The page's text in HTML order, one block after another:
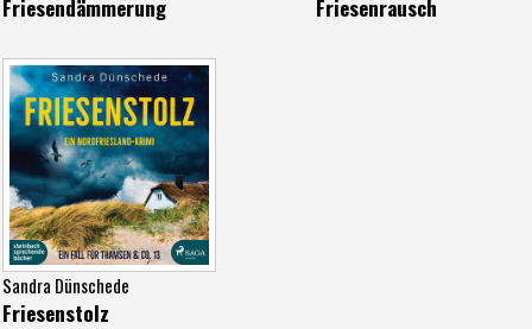
Friesendämmerung Friesenrausch
Sandra Dünschede
Friesenstolz